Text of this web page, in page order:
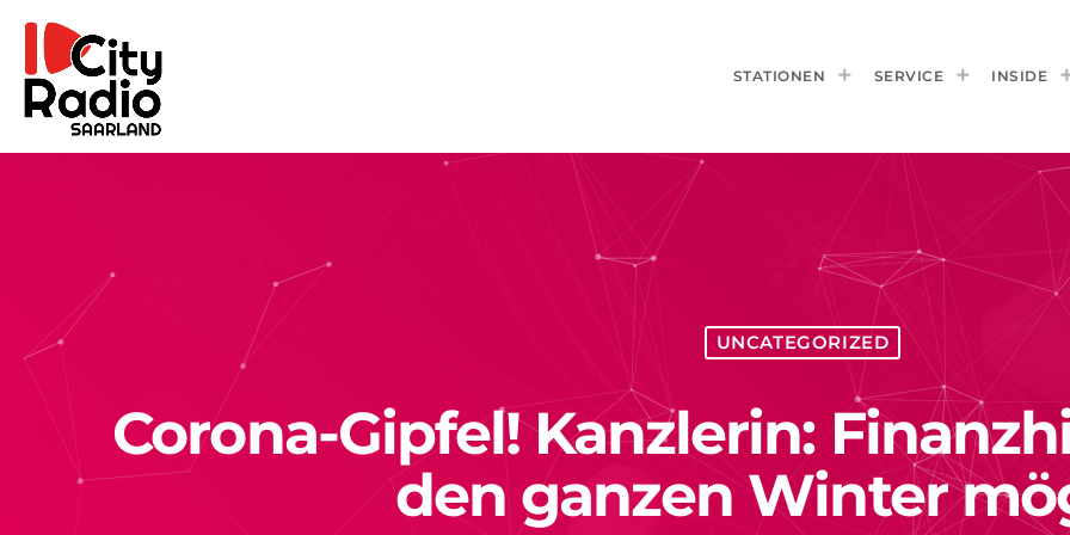
STATIONEN SERVICE INSIDE
UNCATEGORIZED
Corona-Gipfel! Kanzlerin:
den ganzen Winter